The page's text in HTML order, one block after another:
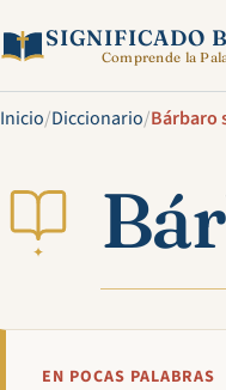
SIGNIFICADO
Comprende la
Inicio/Diccionario/Bárbaro
✦
EN POCAS PALABRAS